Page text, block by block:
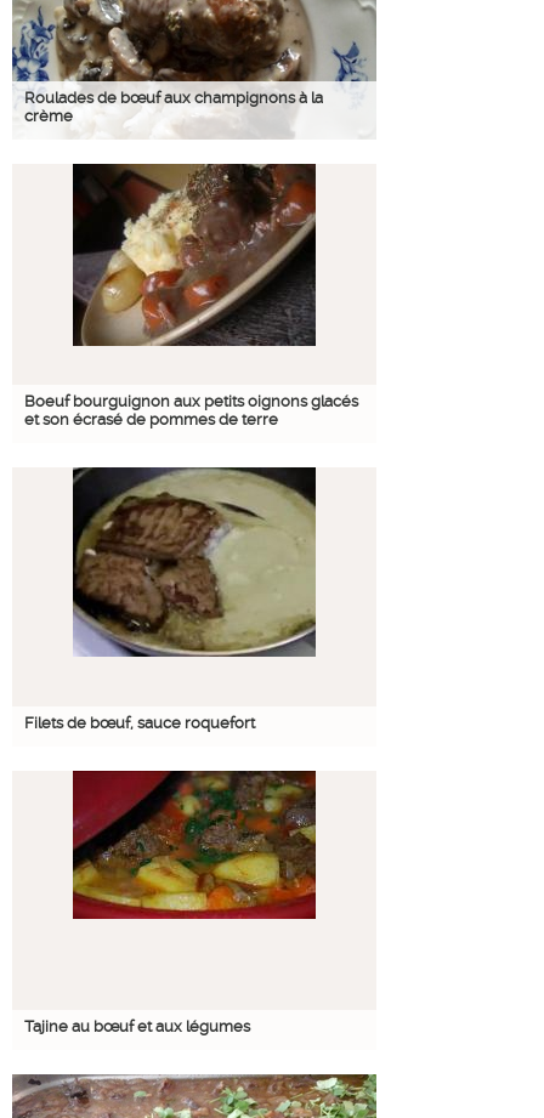
Roulades de bœuf aux champignons à la
crème
Boeuf bourguignon aux petits oignons glacés
et son écrasé de pommes de terre
Filets de bœuf, sauce roquefort
Tajine au bœuf et aux légumes